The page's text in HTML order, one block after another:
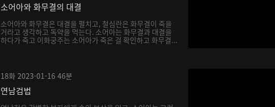
소어아와 화무결의 대결
소어아와 화무결은 대결을 펼치고, 철심란은 화무결이 죽을
거라고 생각하고 독약을 먹는다. 소어아는 화무결과 대결을
하다가 죽고 이화궁주는 소어아가 죽은 걸 확인하고 화무결...
18화 2023-01-16 46분
연남검법